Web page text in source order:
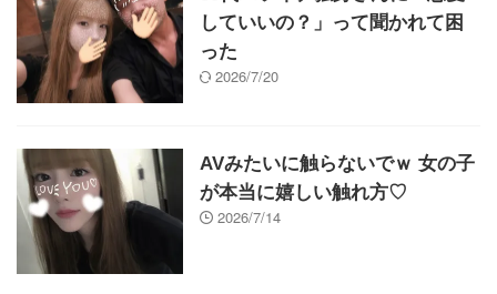
していいの？」って聞かれて困
った
2026/7/20
AVみたいに触らないでｗ 女の子
が本当に嬉しい触れ方♡
2026/7/14